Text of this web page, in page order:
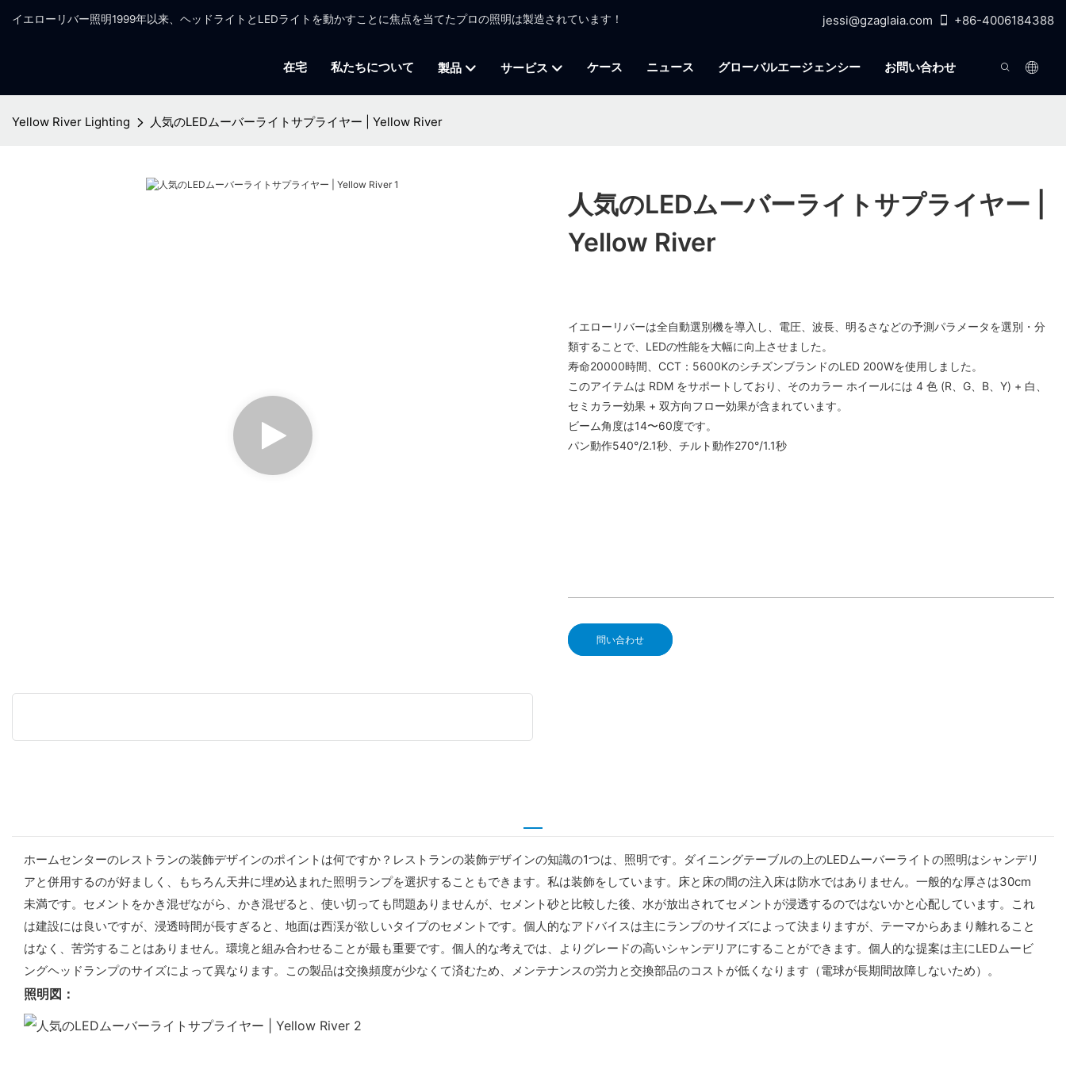
イエローリバー照明1999年以来、ヘッドライトとLEDライトを動かすことに焦点を当てたプロの照明は製造されています！ jessi@gzaglaia.com +86-4006184388
在宅 私たちについて 製品 サービス ケース ニュース グローバルエージェンシー お問い合わせ
Yellow River Lighting 人気のLEDムーバーライトサプライヤー | Yellow River
人気のLEDムーバーライトサプライヤー |
Yellow River
イエローリバーは全自動選別機を導入し、電圧、波長、明るさなどの予測パラメータを選別・分
類することで、LEDの性能を大幅に向上させました。
寿命20000時間、CCT：5600KのシチズンブランドのLED 200Wを使用しました。
このアイテムは RDM をサポートしており、そのカラー ホイールには 4 色 (R、G、B、Y) + 白、
セミカラー効果 + 双方向フロー効果が含まれています。
ビーム角度は14〜60度です。
パン動作540°/2.1秒、チルト動作270°/1.1秒
問い合わせ
ホームセンターのレストランの装飾デザインのポイントは何ですか？レストランの装飾デザインの知識の1つは、照明です。ダイニングテーブルの上のLEDムーバーライトの照明はシャンデリ
アと併用するのが好ましく、もちろん天井に埋め込まれた照明ランプを選択することもできます。私は装飾をしています。床と床の間の注入床は防水ではありません。一般的な厚さは30cm
未満です。セメントをかき混ぜながら、かき混ぜると、使い切っても問題ありませんが、セメント砂と比較した後、水が放出されてセメントが浸透するのではないかと心配しています。これ
は建設には良いですが、浸透時間が長すぎると、地面は西渓が欲しいタイプのセメントです。個人的なアドバイスは主にランプのサイズによって決まりますが、テーマからあまり離れること
はなく、苦労することはありません。環境と組み合わせることが最も重要です。個人的な考えでは、よりグレードの高いシャンデリアにすることができます。個人的な提案は主にLEDムービ
ングヘッドランプのサイズによって異なります。この製品は交換頻度が少なくて済むため、メンテナンスの労力と交換部品のコストが低くなります（電球が長期間故障しないため）。
照明図：